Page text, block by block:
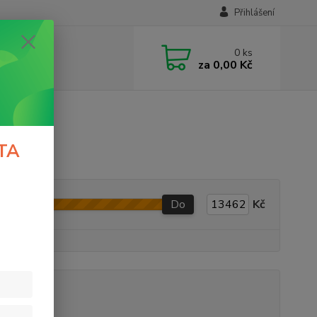
Přihlášení
0 ks
za 0,00 Kč
Do Kč